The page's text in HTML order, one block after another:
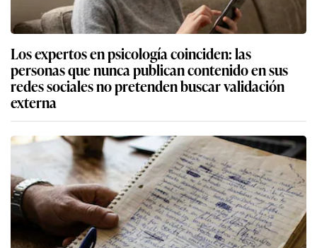
Los expertos en psicología coinciden: las
personas que nunca publican contenido en sus
redes sociales no pretenden buscar validación
externa